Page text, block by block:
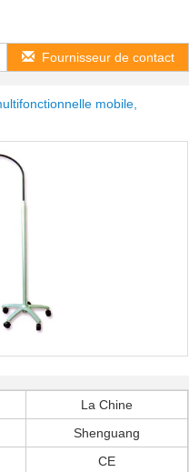
Fournisseur de contact
mobile,
La Chine
Shenguang
CE